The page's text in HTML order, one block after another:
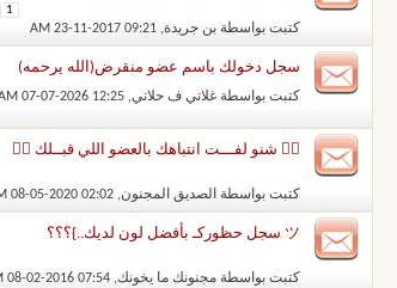
كتبت بواسطة بن جريدة‏, 23-11-2017 09:21 AM
1
سجل دخولك باسم عضو منقرض(الله يرحمه)
كتبت بواسطة غلاتي ف حلاتي‏, 07-07-2026 12:25 AM
✌🏻 شنو لفـــت انتباهك بالعضو اللي قبــلك ✌🏻
كتبت بواسطة الصديق المجنون‏, 08-05-2020 02:02 AM
ツ سجل حظوركـ بأفضل لون لديك..}؟؟؟
كتبت بواسطة مجنونك ما يخونك‏, 08-02-2016 07:54 AM